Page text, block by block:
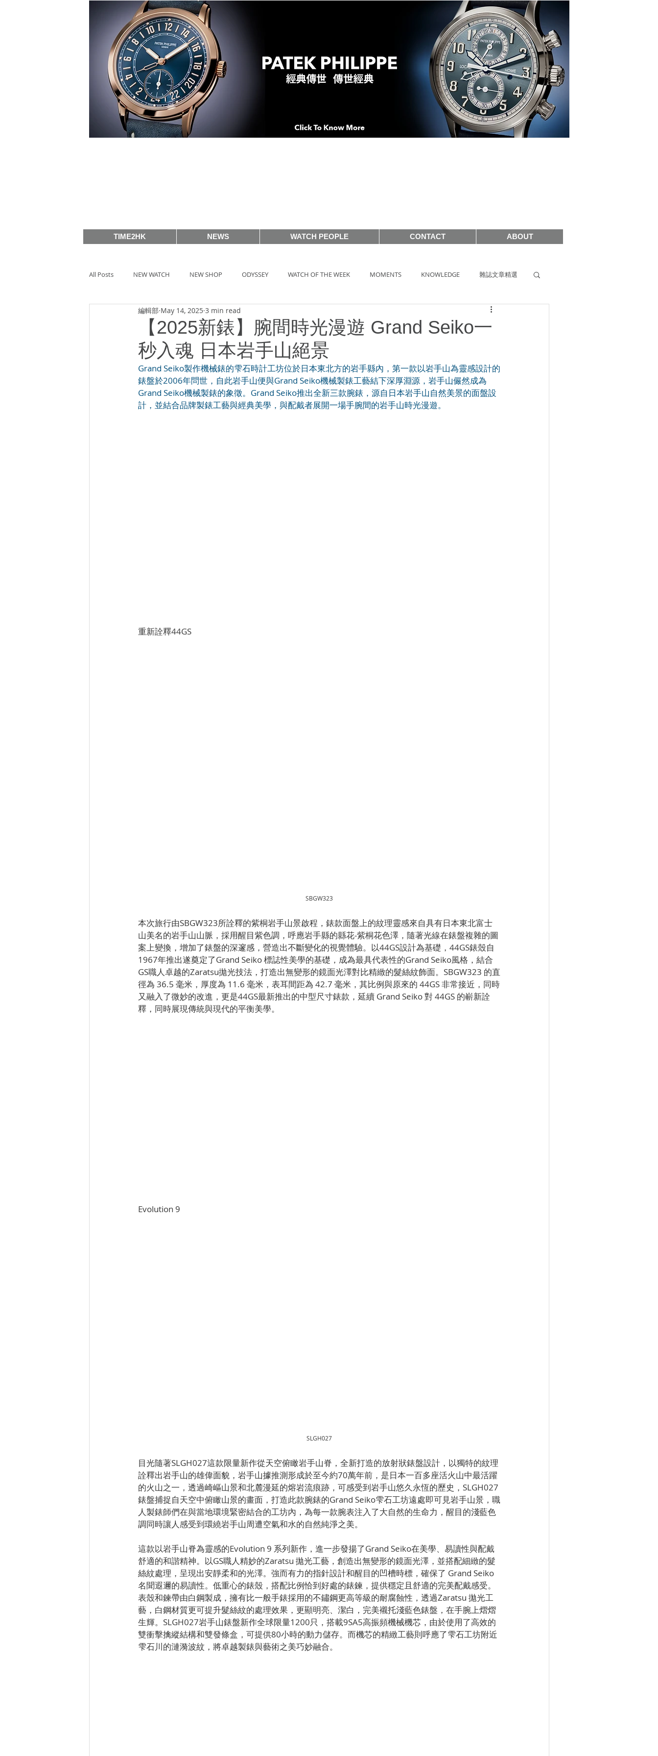
TIME2HK NEWS WATCH PEOPLE CONTACT ABOUT
All Posts NEW WATCH NEW SHOP ODYSSEY WATCH OF THE WEEK MOMENTS KNOWLEDGE 雜誌文章精選
MEET THE VIP WATCH PEOPLE HOT TAG
BASELWORLD 2019 SIHH2018 BASEL2018 PRE-BASEL 2018
BASELWORLD 2016 SIHH2016 CLASSIC 101 PRE-BASEL 2020 JEWELRY Gadget News
【2025新錶】腕間時光漫遊 Grand Seiko一
秒入魂 日本岩手山絕景
編輯部 May 14, 2025 3 min read
Grand Seiko製作機械錶的雫石時計工坊位於日本東北方的岩手縣內，第一款以岩手山為靈感設計的
錶盤於2006年問世，自此岩手山便與Grand Seiko機械製錶工藝結下深厚淵源，岩手山儼然成為
Grand Seiko機械製錶的象徵。Grand Seiko推出全新三款腕錶，源自日本岩手山自然美景的面盤設
計，並結合品牌製錶工藝與經典美學，與配戴者展開一場手腕間的岩手山時光漫遊。
重新詮釋44GS
SBGW323
本次旅行由SBGW323所詮釋的紫桐岩手山景啟程，錶款面盤上的紋理靈感來自具有日本東北富士
山美名的岩手山山脈，採用醒目紫色調，呼應岩手縣的縣花-紫桐花色澤，隨著光線在錶盤複雜的圖
案上變換，增加了錶盤的深邃感，營造出不斷變化的視覺體驗。以44GS設計為基礎，44GS錶殼自
1967年推出遂奠定了Grand Seiko 標誌性美學的基礎，成為最具代表性的Grand Seiko風格，結合
GS職人卓越的Zaratsu拋光技法，打造出無變形的鏡面光澤對比精緻的髮絲紋飾面。SBGW323 的直
徑為 36.5 毫米，厚度為 11.6 毫米，表耳間距為 42.7 毫米，其比例與原來的 44GS 非常接近，同時
又融入了微妙的改進，更是44GS最新推出的中型尺寸錶款，延續 Grand Seiko 對 44GS 的嶄新詮
釋，同時展現傳統與現代的平衡美學。
Evolution 9
SLGH027
目光隨著SLGH027這款限量新作從天空俯瞰岩手山脊，全新打造的放射狀錶盤設計，以獨特的紋理
詮釋出岩手山的雄偉面貌，岩手山據推測形成於至今約70萬年前，是日本一百多座活火山中最活躍
的火山之一，透過崎嶇山景和北麓漫延的熔岩流痕跡，可感受到岩手山悠久永恆的歷史，SLGH027
錶盤捕捉自天空中俯瞰山景的畫面，打造此款腕錶的Grand Seiko雫石工坊遠處即可見岩手山景，職
人製錶師們在與當地環境緊密結合的工坊內，為每一款腕表注入了大自然的生命力，醒目的淺藍色
調同時讓人感受到環繞岩手山周遭空氣和水的自然純淨之美。
這款以岩手山脊為靈感的Evolution 9 系列新作，進一步發揚了Grand Seiko在美學、易讀性與配戴
舒適的和諧精神。以GS職人精妙的Zaratsu 拋光工藝，創造出無變形的鏡面光澤，並搭配細緻的髮
絲紋處理，呈現出安靜柔和的光澤。強而有力的指針設計和醒目的凹槽時標，確保了 Grand Seiko
名聞遐邇的易讀性。低重心的錶殼，搭配比例恰到好處的錶鍊，提供穩定且舒適的完美配戴感受。
表殼和鍊帶由白鋼製成，擁有比一般手錶採用的不鏽鋼更高等級的耐腐蝕性，透過Zaratsu 拋光工
藝，白鋼材質更可提升髮絲紋的處理效果，更顯明亮、潔白，完美襯托淺藍色錶盤，在手腕上熠熠
生輝。SLGH027岩手山錶盤新作全球限量1200只，搭載9SA5高振頻機械機芯，由於使用了高效的
雙衝擊擒縱結構和雙發條盒，可提供80小時的動力儲存。而機芯的精緻工藝則呼應了雫石工坊附近
雫石川的漣漪波紋，將卓越製錶與藝術之美巧妙融合。